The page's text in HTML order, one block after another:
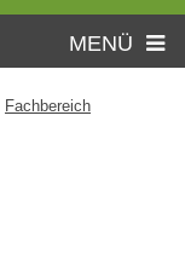
MENÜ
Fachbereich